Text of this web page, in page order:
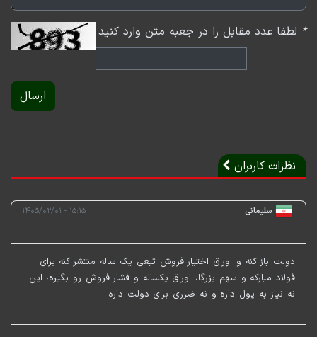
* لطفا عدد مقابل را در جعبه متن وارد کنید
ارسال
نظرات کاربران
سلیمانی ۱۵:۱۵ - ۱۴۰۵/۰۲/۰۱
دولت باز کنه و اوراق اختیار فروش تبعی یک ساله منتشر کنه برای
فولاد مبارکه و سهم بزرگا، اوراق یکساله و فشار فروش رو بگیره، این
نه نیاز به پول داره و نه ضرری برای دولت داره